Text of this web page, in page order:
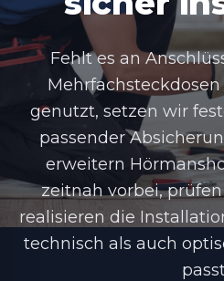
Fehlt es an
genutzt, setzen wir
passender
erweitern
zeitnah vorbei,
realisieren die
technisch als auch